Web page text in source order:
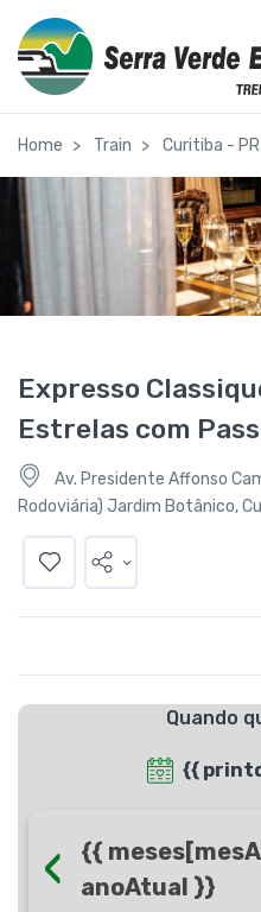
Home Train Curitiba - PR
Expresso
Estrelas com
Av. Presidente Affonso
Rodoviária) Jardim Botânico,
Quando
{{
‹
{{
anoAtual }}